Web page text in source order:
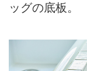
ッグの底板。